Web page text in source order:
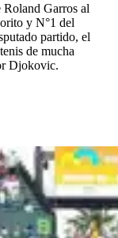
Roland Garros al
y N°1 del
partido, el
de mucha
Djokovic.